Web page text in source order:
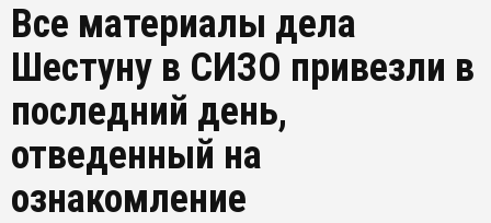
Все материалы дела
Шестуну в СИЗО привезли в
последний день,
отведенный на
ознакомление